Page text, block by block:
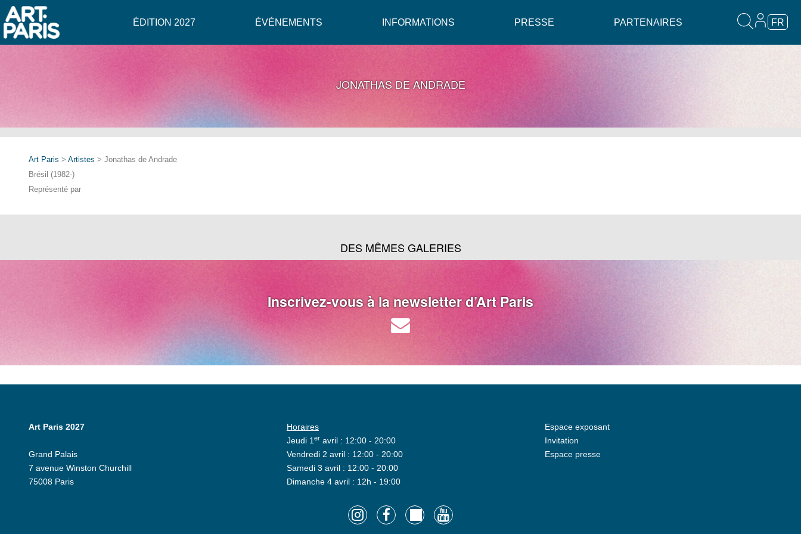
ÉDITION 2027 ÉVÉNEMENTS INFORMATIONS PRESSE PARTENAIRES FR
JONATHAS DE ANDRADE
Art Paris > Artistes > Jonathas de Andrade
Brésil (1982-)
Représenté par
DES MÊMES GALERIES
Inscrivez-vous à la newsletter d’Art Paris
Art Paris 2027
Grand Palais
7 avenue Winston Churchill
75008 Paris
Horaires
Jeudi 1eravril : 12:00 - 20:00
Vendredi 2 avril : 12:00 - 20:00
Samedi 3 avril : 12:00 - 20:00
Dimanche 4 avril : 12h - 19:00
Espace exposant
Invitation
Espace presse